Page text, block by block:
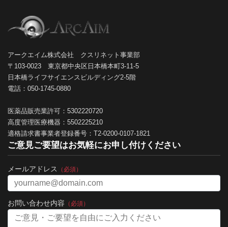
アークエイム株式会社 クスリネット事業部
〒103-0023 東京都中央区日本橋本町3-11-5
日本橋ライフサイエンスビルディング2-5階
電話：050-1745-0880
医薬品販売業許可：5302220720
高度管理医療機器：5502225210
適格請求書事業者登録番号：T2-0200-0107-1821
ご意見ご要望はお気軽にお申し付けください
メールアドレス （必須）
お問い合わせ内容 （必須）